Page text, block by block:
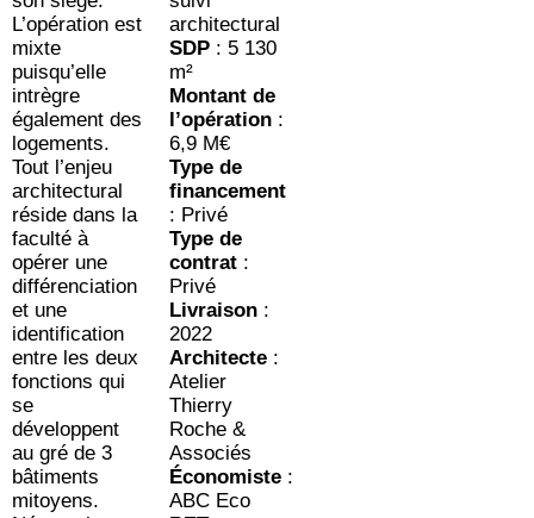
L’opération est
mixte
puisqu’elle
intrègre
également des
logements.
Tout l’enjeu
architectural
réside dans la
faculté à
opérer une
différenciation
et une
identification
entre les deux
fonctions qui
se
développent
au gré de 3
bâtiments
mitoyens.
architectural
SDP : 5 130
m²
Montant de
l’opération :
6,9 M€
Type de
financement
: Privé
Type de
contrat :
Privé
Livraison :
2022
Architecte :
Atelier
Thierry
Roche &
Associés
Économiste :
ABC Eco